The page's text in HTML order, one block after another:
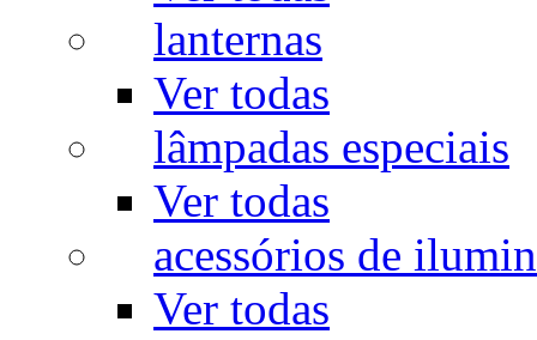
lanternas
Ver todas
lâmpadas especiais
Ver todas
acessórios de
Ver todas